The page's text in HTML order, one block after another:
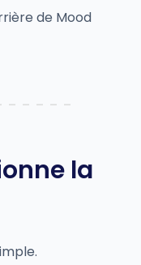
de Mood
la